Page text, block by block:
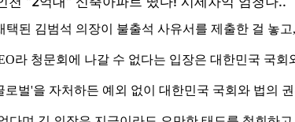
된 김범석 의장이 불출석 사유서를 제출한 걸 놓
라 청문회에 나갈 수 없다는 입장은 대한민국 국
벌'을 자처하든 예외 없이 대한민국 국회와 법의